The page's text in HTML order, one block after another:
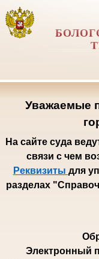
Уважаемые
На сайте суда
связи с чем
Реквизиты для
разделах
Электронный